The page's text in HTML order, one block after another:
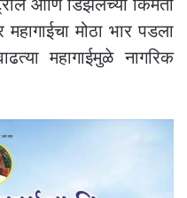
महागाईचा मोठा भार पडला
महागाईमुळे नागरिक